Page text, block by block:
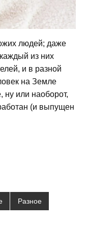
людей; даже
из них
и в разной
на Земле
или наоборот,
(и выпущен
Разное